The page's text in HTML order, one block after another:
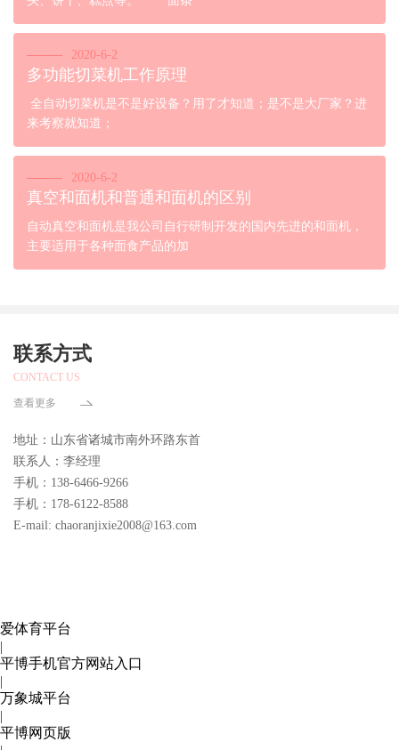
2020-6-2
多功能切菜机工作原理
全自动切菜机是不是好设备？用了才知道；是不是大厂家？进
来考察就知道；
2020-6-2
真空和面机和普通和面机的区别
自动真空和面机是我公司自行研制开发的国内先进的和面机，
主要适用于各种面食产品的加
联系方式
CONTACT US
查看更多
地址：山东省诸城市南外环路东首
联系人：李经理
手机：138-6466-9266
手机：178-6122-8588
E-mail: chaoranjixie2008@163.com
爱体育平台
|
平博手机官方网站入口
|
万象城平台
|
平博网页版